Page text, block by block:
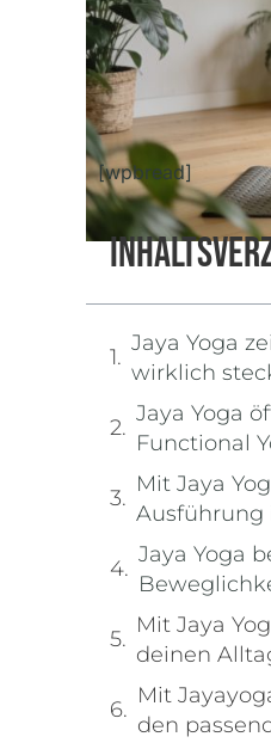
[wpbread]
Jaya Yoga
wirklich
Jaya Yoga
Functional
Mit Jaya
Ausführung
Jaya Yoga
Mit Jaya
deinen
Mit
den